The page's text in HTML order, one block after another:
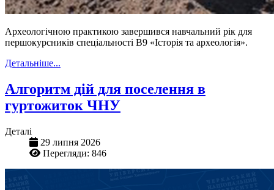
Археологічною практикою завершився навчальний рік для
першокурсників спеціальності В9 «Історія та археологія».
Детальніше...
Алгоритм дій для поселення в
гуртожиток ЧНУ
Деталі
29 липня 2026
Перегляди: 846